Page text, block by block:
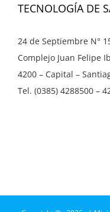
TECNOLOGÍA DE
24 de Septiembre N°
Complejo Juan Felipe
4200 – Capital –
Tel. (0385) 4288500 –